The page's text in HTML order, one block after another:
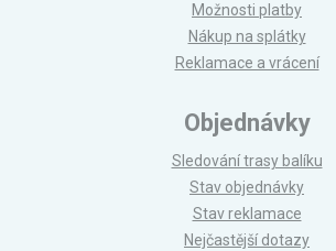
Možnosti platby
Nákup na splátky
Reklamace a vrácení
Objednávky
Sledování trasy balíku
Stav objednávky
Stav reklamace
Nejčastější dotazy